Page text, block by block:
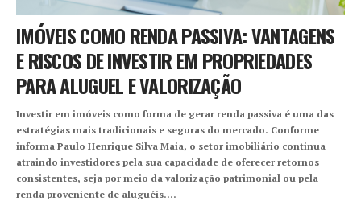
IMÓVEIS COMO RENDA PASSIVA: VANTAGENS
E RISCOS DE INVESTIR EM PROPRIEDADES
PARA ALUGUEL E VALORIZAÇÃO
Investir em imóveis como forma de gerar renda passiva é uma das
estratégias mais tradicionais e seguras do mercado. Conforme
informa Paulo Henrique Silva Maia, o setor imobiliário continua
atraindo investidores pela sua capacidade de oferecer retornos
consistentes, seja por meio da valorização patrimonial ou pela
renda proveniente de aluguéis.…